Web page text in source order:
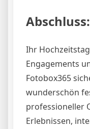
Abschluss:
Ihr
Engagements
Fotobox365
wunderschön
professioneller
Erlebnissen,